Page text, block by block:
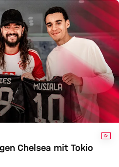
Chelsea mit Tokio